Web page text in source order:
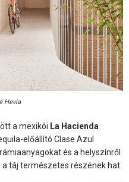
Hevia
a mexikói La Hacienda
előállító Clase Azul
és a helyszínről
táj természetes részének hat.